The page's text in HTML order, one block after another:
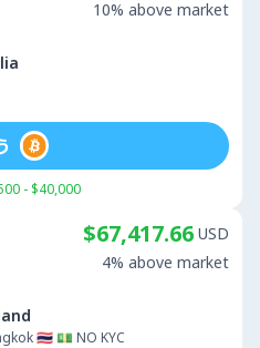
10% above market
- $40,000
🇹🇭 💵 NO KYC
$67,417.66 USD
4% above market